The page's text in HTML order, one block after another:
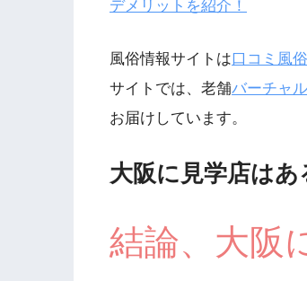
デメリットを紹介！
風俗情報サイトは口コミ風
サイトでは、老舗バーチャ
お届けしています。
大阪に見学店はあ
結論、大阪